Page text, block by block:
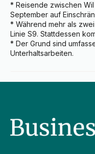
* Reisende zwischen
September auf
* Während mehr als
Linie S9. Stattdessen
* Der Grund sind
Unterhaltsarbeiten.